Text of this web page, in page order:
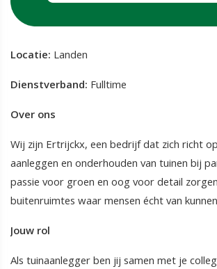
Locatie: Landen
Dienstverband: Fulltime
Over ons
Wij zijn Ertrijckx, een bedrijf dat zich richt
aanleggen en onderhouden van tuinen bij
passie voor groen en oog voor detail
buitenruimtes waar mensen écht van
Jouw rol
Als tuinaanlegger ben jij samen met je